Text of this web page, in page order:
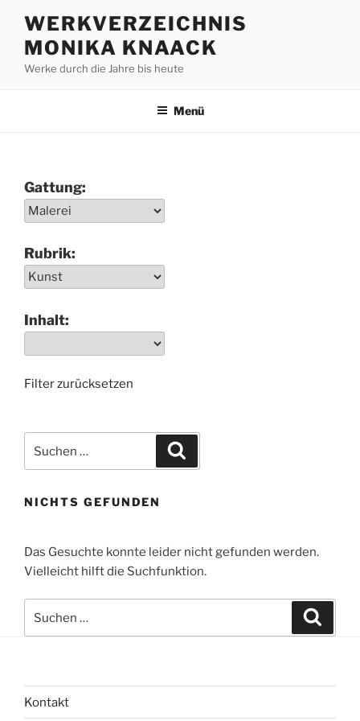
Inhalt
springen
WERKVERZEICHNIS
MONIKA KNAACK
Werke durch die Jahre bis heute
Menü
Gattung:
Rubrik:
Inhalt:
Filter zurücksetzen
nach:
NICHTS GEFUNDEN
Das Gesuchte konnte leider nicht gefunden werden.
Vielleicht hilft die Suchfunktion.
nach:
Kontakt